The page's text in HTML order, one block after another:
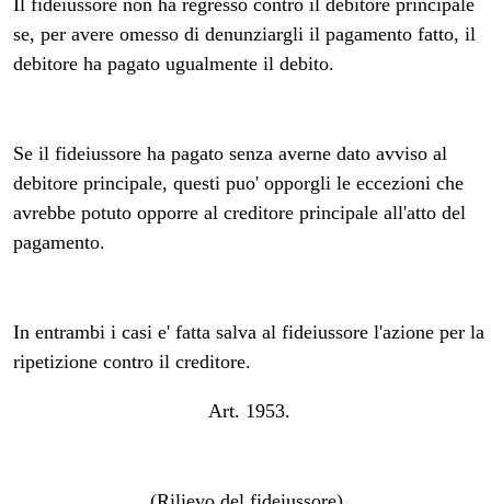
Il fideiussore non ha regresso contro il debitore principale
se, per avere omesso di denunziargli il pagamento fatto, il
debitore ha pagato ugualmente il debito.
Se il fideiussore ha pagato senza averne dato avviso al
debitore principale, questi puo' opporgli le eccezioni che
avrebbe potuto opporre al creditore principale all'atto del
pagamento.
In entrambi i casi e' fatta salva al fideiussore l'azione per la
ripetizione contro il creditore.
Art. 1953.